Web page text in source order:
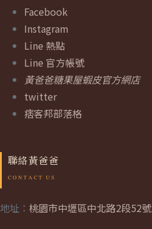
Facebook
Instagram
Line 熱點
Line 官方帳號
黃爸爸糖果屋蝦皮官方網店
twitter
痞客邦部落格
聯絡黃爸爸
地址： 桃園市中壢區中北路2段52號